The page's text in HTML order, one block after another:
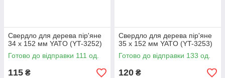
Свердло для дерева пір'яне
34 х 152 мм YATO (YT-3252)
Готово до відправки 111 од.
115 ₴
Свердло для дерева пір'яне
35 х 152 мм YATO (YT-3253)
Готово до відправки 133 од.
120 ₴